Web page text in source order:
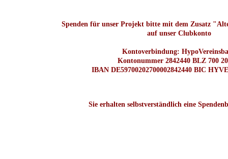
Spenden für unser Projekt bitte mit dem Zusatz
auf unser Clubkonto
Kontoverbindung:
Kontonummer 2842440 BLZ 700
IBAN DE59700202700002842440 BIC
Sie erhalten selbstverständlich eine